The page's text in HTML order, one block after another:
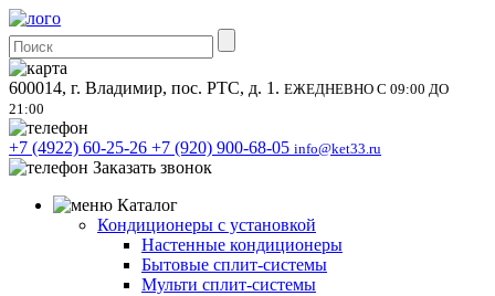
600014, г. Владимир, пос. РТС, д. 1. ЕЖЕДНЕВНО С 09:00 ДО
21:00
+7 (4922) 60-25-26 +7 (920) 900-68-05 info@ket33.ru
Заказать звонок
Каталог
Кондиционеры с установкой
Настенные кондиционеры
Бытовые сплит-системы
Мульти сплит-системы